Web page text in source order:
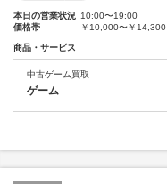
本日の営業状況 10:00〜19:00
価格帯
￥10,000〜￥14,300
商品・サービス
中古ゲーム買取
ゲーム